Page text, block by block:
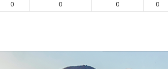
0 0 0 0